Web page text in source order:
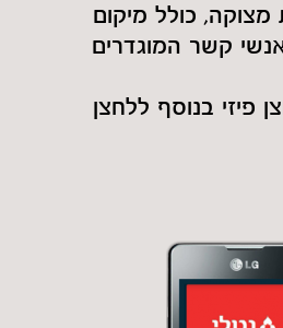
כולל מיקום
לעד 3 אנשי קשר המוגדרים
פיזי בנוסף ללחצן